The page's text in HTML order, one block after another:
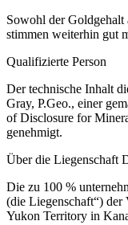
Sowohl der Goldgehalt
stimmen weiterhin gut
Qualifizierte Person
Der technische Inhalt
Gray, P.Geo., einer
of Disclosure for
genehmigt.
Über die Liegenschaft
Die zu 100 %
(die Liegenschaft“)
Yukon Territory in